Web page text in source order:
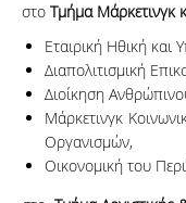
στο Τμήμα Μάρκετινγκ
Εταιρική Ηθική και
Διαπολιτισμική
Διοίκηση
Μάρκετινγκ
Οργανισμών,
Οικονομική του